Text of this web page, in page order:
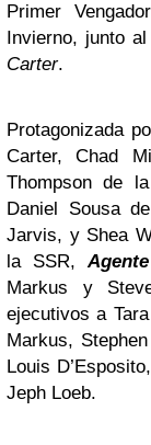
Primer
Invierno, junto
Carter.
Protagonizada
Carter, Chad
Thompson de
Daniel Sousa
Jarvis, y Shea
la SSR,
Markus y
ejecutivos a
Markus,
Louis
Jeph Loeb.